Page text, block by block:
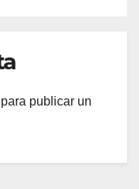
para publicar un